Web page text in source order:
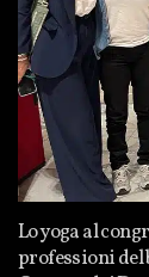
Lo yoga al
professioni del